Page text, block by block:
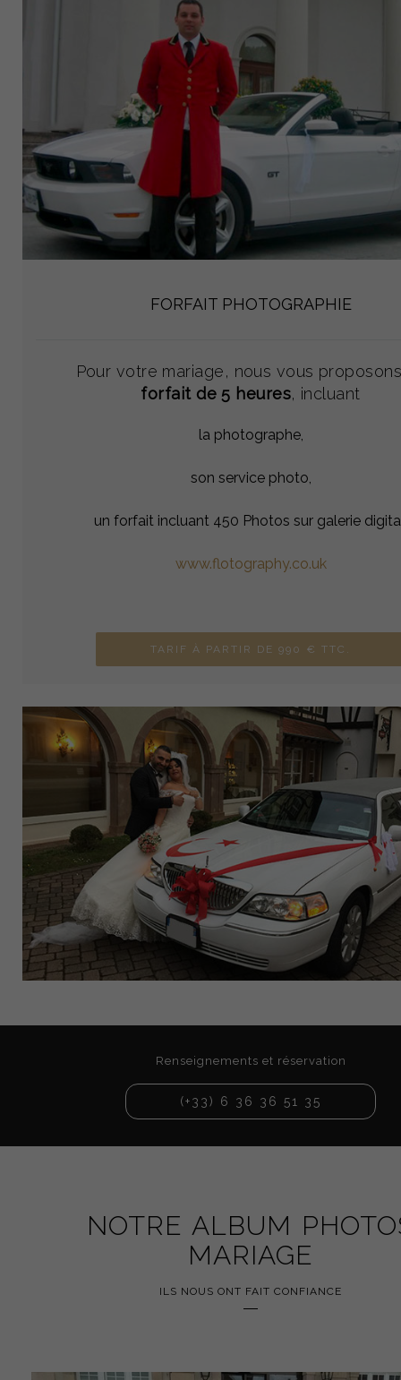
FORFAIT PHOTOGRAPHIE
Pour votre mariage, nous vous
forfait de 5 heures, incluant
la photographe,
son service photo,
un forfait incluant 450 Photos sur galerie
www.flotography.co.uk
TARIF À PARTIR DE 990 € TTC.
Renseignements et réservation
(+33) 6 36 36 51 35
NOTRE ALBUM
MARIAGE
ILS NOUS ONT FAIT CONFIANCE